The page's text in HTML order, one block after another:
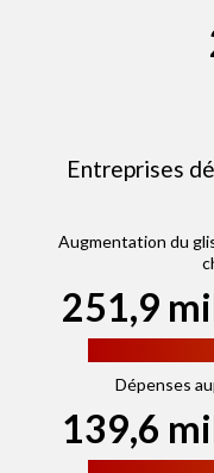
Entreprises
Augmentation du
251,9
Dépenses
139,6